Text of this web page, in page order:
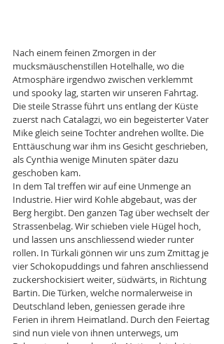
Nach einem feinen Zmorgen in der
mucksmäuschenstillen Hotelhalle, wo die
Atmosphäre irgendwo zwischen verklemmt
und spooky lag, starten wir unseren Fahrtag.
Die steile Strasse führt uns entlang der Küste
zuerst nach Catalagzi, wo ein begeisterter Vater
Mike gleich seine Tochter andrehen wollte. Die
Enttäuschung war ihm ins Gesicht geschrieben,
als Cynthia wenige Minuten später dazu
geschoben kam.
In dem Tal treffen wir auf eine Unmenge an
Industrie. Hier wird Kohle abgebaut, was der
Berg hergibt. Den ganzen Tag über wechselt der
Strassenbelag. Wir schieben viele Hügel hoch,
und lassen uns anschliessend wieder runter
rollen. In Türkali gönnen wir uns zum Zmittag je
vier Schokopuddings und fahren anschliessend
zuckershockisiert weiter, südwärts, in Richtung
Bartin. Die Türken, welche normalerweise in
Deutschland leben, geniessen gerade ihre
Ferien in ihrem Heimatland. Durch den Feiertag
sind nun viele von ihnen unterwegs, um